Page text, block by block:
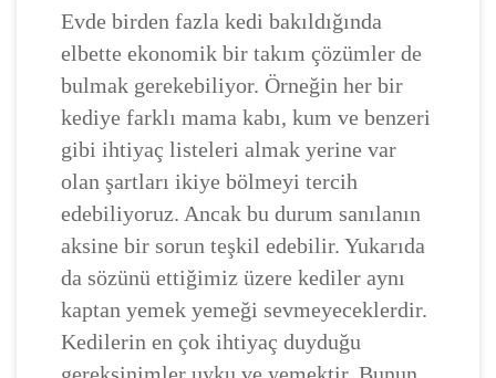
Evde birden fazla kedi bakıldığında
elbette ekonomik bir takım çözümler de
bulmak gerekebiliyor. Örneğin her bir
kediye farklı mama kabı, kum ve benzeri
gibi ihtiyaç listeleri almak yerine var
olan şartları ikiye bölmeyi tercih
edebiliyoruz. Ancak bu durum sanılanın
aksine bir sorun teşkil edebilir. Yukarıda
da sözünü ettiğimiz üzere kediler aynı
kaptan yemek yemeği sevmeyeceklerdir.
Kedilerin en çok ihtiyaç duyduğu